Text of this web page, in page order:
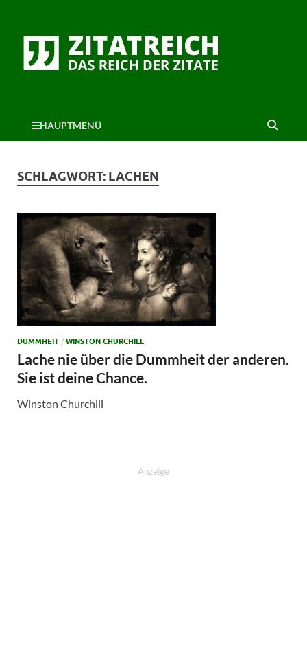
HAUPTMENÜ
SCHLAGWORT: LACHEN
DUMMHEIT / WINSTON CHURCHILL
Lache nie über die Dummheit der anderen.
Sie ist deine Chance.
Winston Churchill
Anzeige